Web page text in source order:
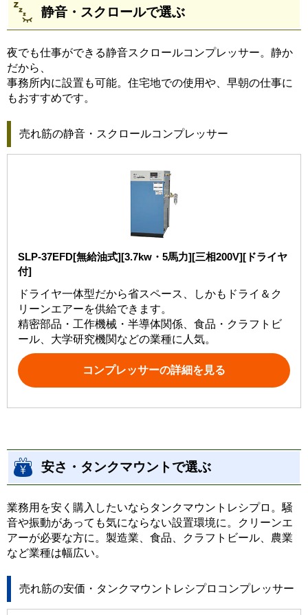
静音・スクロールで選ぶ
夜でも仕事ができる静音スクロールコンプレッサー。静か
だから、
事務所内に設置も可能。住宅地での使用や、早朝の仕事に
もおすすめです。
売れ筋の静音・スクロールコンプレッサー
SLP-37EFD[無給油式][3.7kw・5馬力][三相200V][ドライヤ
付]
ドライヤ一体型だから省スペース、しかもドライ＆ク
リーンエアーを供給できます。
精密部品・工作機械・半導体関係、食品・クラフトビ
ール、大学研究機関などの業種に人気。
コンプレッサーの詳細を見る
安さ・タンクマウントで選ぶ
業務用を安く購入したいならタンクマウントレシプロ。騒
音や振動があっても気にならない設置環境に。クリーンエ
アーが必要な方に。製造業、食品、クラフトビール、農業
など業種は幅広い。
売れ筋の安価・タンクマウントレシプロコンプレッサー